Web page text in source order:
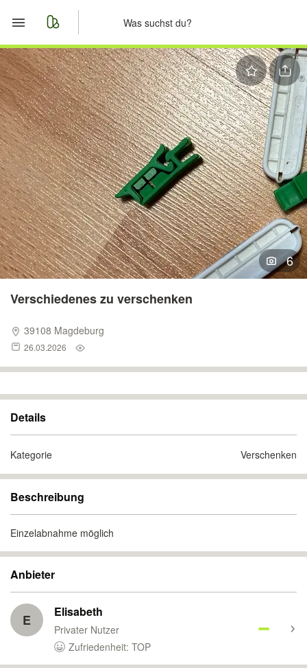
Start
Merkliste
Nachrichten
Anzeige aufgeben
6
Verschiedenes zu verschenken
39108 Magdeburg
26.03.2026
Details
Kategorie Verschenken
Beschreibung
Einzelabnahme möglich
Anbieter
E Elisabeth
Privater Nutzer
Zufriedenheit: TOP